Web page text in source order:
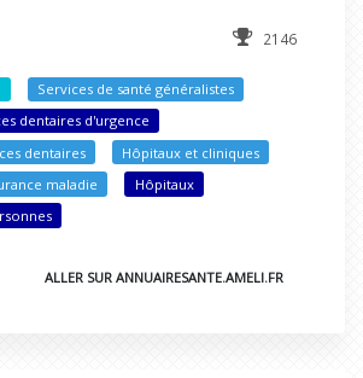
2146
Services de santé généralistes
dentaires d'urgence
dentaires
Hôpitaux et cliniques
maladie
Hôpitaux
ALLER SUR ANNUAIRESANTE.AMELI.FR